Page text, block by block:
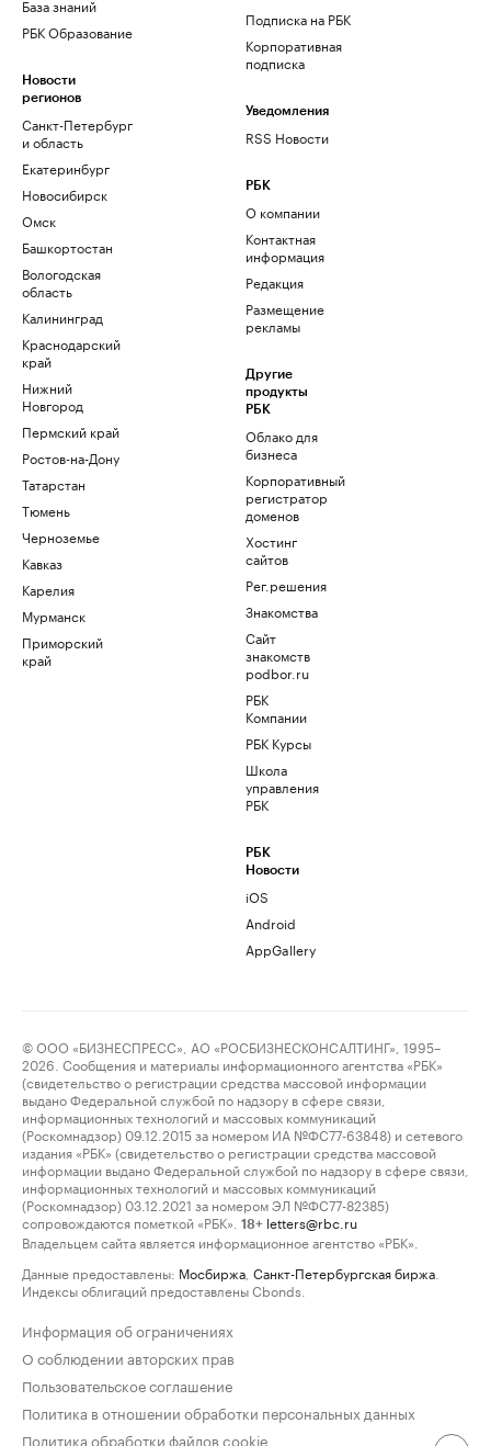
База знаний
РБК Образование
Новости
регионов
Санкт-Петербург
и область
Екатеринбург
Новосибирск
Омск
Башкортостан
Вологодская
область
Калининград
Краснодарский
край
Нижний
Новгород
Пермский край
Ростов-на-Дону
Татарстан
Тюмень
Черноземье
Кавказ
Карелия
Мурманск
Приморский
край
Подписка на РБК
Корпоративная
подписка
Уведомления
RSS Новости
РБК
О компании
Контактная
информация
Редакция
Размещение
рекламы
Другие
продукты
РБК
Облако для
бизнеса
Корпоративный
регистратор
доменов
Хостинг
сайтов
Рег.решения
Знакомства
Сайт
знакомств
podbor.ru
РБК
Компании
РБК Курсы
Школа
управления
РБК
РБК
Новости
iOS
Android
AppGallery
© ООО «БИЗНЕСПРЕСС», АО «РОСБИЗНЕСКОНСАЛТИНГ», 1995–
2026. Сообщения и материалы информационного агентства «РБК»
(свидетельство о регистрации средства массовой информации
выдано Федеральной службой по надзору в сфере связи,
информационных технологий и массовых коммуникаций
(Роскомнадзор) 09.12.2015 за номером ИА №ФС77-63848) и сетевого
издания «РБК» (свидетельство о регистрации средства массовой
информации выдано Федеральной службой по надзору в сфере связи,
информационных технологий и массовых коммуникаций
(Роскомнадзор) 03.12.2021 за номером ЭЛ №ФС77-82385)
сопровождаются пометкой «РБК».
18+ letters@rbc.ru
Владельцем сайта является информационное агентство «РБК».
Данные предоставлены: Мосбиржа Санкт-Петербургская биржа
Индексы облигаций предоставлены Cbonds.
Информация об ограничениях
О соблюдении авторских прав
Пользовательское соглашение
Политика в отношении обработки персональных данных
Политика обработки файлов cookie